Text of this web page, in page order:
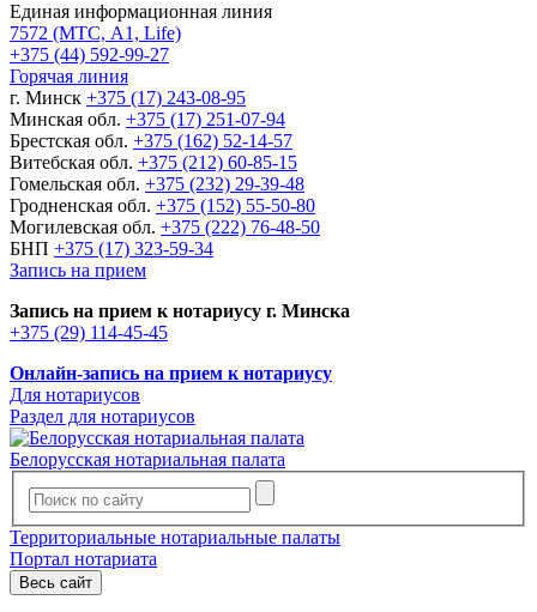
Единая информационная линия
7572 (МТС, A1, Life)
+375 (44) 592-99-27
Горячая линия
г. Минск +375 (17) 243-08-95
Минская обл. +375 (17) 251-07-94
Брестская обл. +375 (162) 52-14-57
Витебская обл. +375 (212) 60-85-15
Гомельская обл. +375 (232) 29-39-48
Гродненская обл. +375 (152) 55-50-80
Могилевская обл. +375 (222) 76-48-50
БНП +375 (17) 323-59-34
Запись на прием
Запись на прием к нотариусу г. Минска
+375 (29) 114-45-45
Онлайн-запись на прием к нотариусу
Для нотариусов
Раздел для нотариусов
Белорусская нотариальная палата
Территориальные нотариальные палаты
Портал нотариата
Весь сайт